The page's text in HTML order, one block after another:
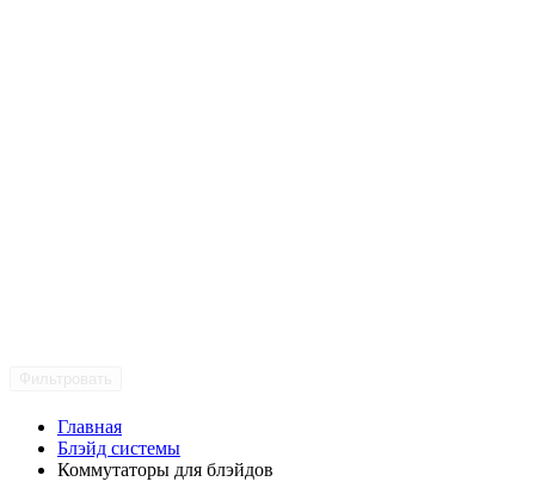
Главная
Блэйд системы
Коммутаторы для блэйдов